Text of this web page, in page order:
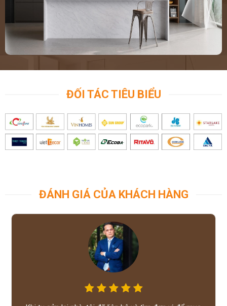
ĐỐI TÁC TIÊU BIỂU
ĐÁNH GIÁ CỦA KHÁCH HÀNG